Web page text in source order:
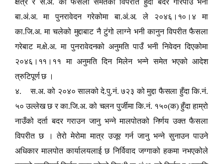
क्षेत्र र स.अ. को फैसला समेतको विपरीत हुँदा बदर गरिपाउँ भनी
बा.अं.अ. मा पुनरावेदन गरेकोमा बा.अं.अ. ले २०४६।१०।४ मा
का.जि.अ. मा चलेको मुद्दाबाट नै टुंगो लाग्ने भनी कानुन विपरीत फैसला
गरेबाट म.क्षे.अ. मा पुनरावेदनको अनुमति पाउँ भनी निवेदन दिएकोमा
२०४६।११।११ मा अनुमति दिन मिलेन भन्ने समेत भएको आदेश
त्रुटिपूर्ण छ ।
४. स.अ. को २०४० सालको दे.पु.नं. ७२३ को मुद्दा फैसला हुँदा कि.नं.
५० उल्लेख छ र का.जि.अ. को चलन पुर्जीमा कि.नं. १५०(क) हुँदा हाम्रो
नाउँको दर्ता बदर गराउन जानु भन्ने मालपोतको निर्णय उक्त फैसला
विपरीत छ । तेरो मेरोमा मात्र उजूर गर्न जानु भन्ने सुनाउन पाउने
अधिकार मालपोत कार्यालयलाई छ निर्विवाद जग्गाको हकमा नभएकोले